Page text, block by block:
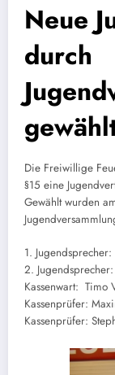
Neue
durch
Die Freiwillige
§15 eine
Gewählt wurden
1.
2.
Kassenwart: Timo
Kassenprüfer:
Kassenprüfer: